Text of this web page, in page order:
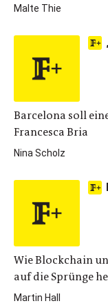
Malte Thie
Barcelona soll
Francesca Bria
Nina Scholz
Wie Blockchain
auf die Sprünge
Martin Hall